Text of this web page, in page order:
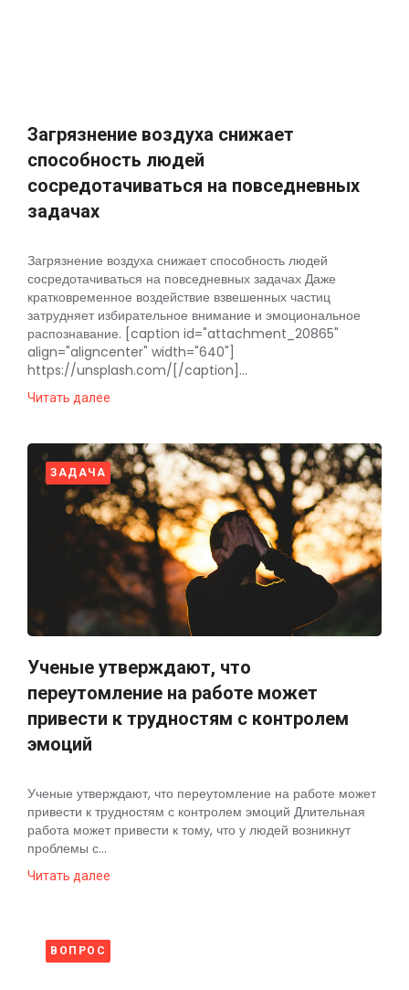
Загрязнение воздуха снижает
способность людей
сосредотачиваться на повседневных
задачах
Загрязнение воздуха снижает способность людей
сосредотачиваться на повседневных задачах Даже
кратковременное воздействие взвешенных частиц
затрудняет избирательное внимание и эмоциональное
распознавание. [caption id="attachment_20865"
align="aligncenter" width="640"]
https://unsplash.com/[/caption]...
Читать далее
ЗАДАЧА
Ученые утверждают, что
переутомление на работе может
привести к трудностям с контролем
эмоций
Ученые утверждают, что переутомление на работе может
привести к трудностям с контролем эмоций Длительная
работа может привести к тому, что у людей возникнут
проблемы с...
Читать далее
ВОПРОС